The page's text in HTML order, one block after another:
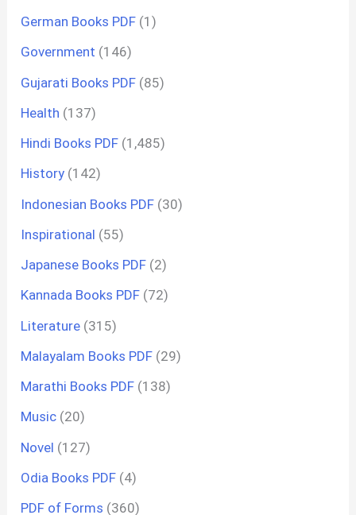
German Books PDF (1)
Government (146)
Gujarati Books PDF (85)
Health (137)
Hindi Books PDF (1,485)
History (142)
Indonesian Books PDF (30)
Inspirational (55)
Japanese Books PDF (2)
Kannada Books PDF (72)
Literature (315)
Malayalam Books PDF (29)
Marathi Books PDF (138)
Music (20)
Novel (127)
Odia Books PDF (4)
PDF of Forms (360)